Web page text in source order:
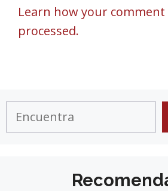
Learn how your comment
processed.
Search